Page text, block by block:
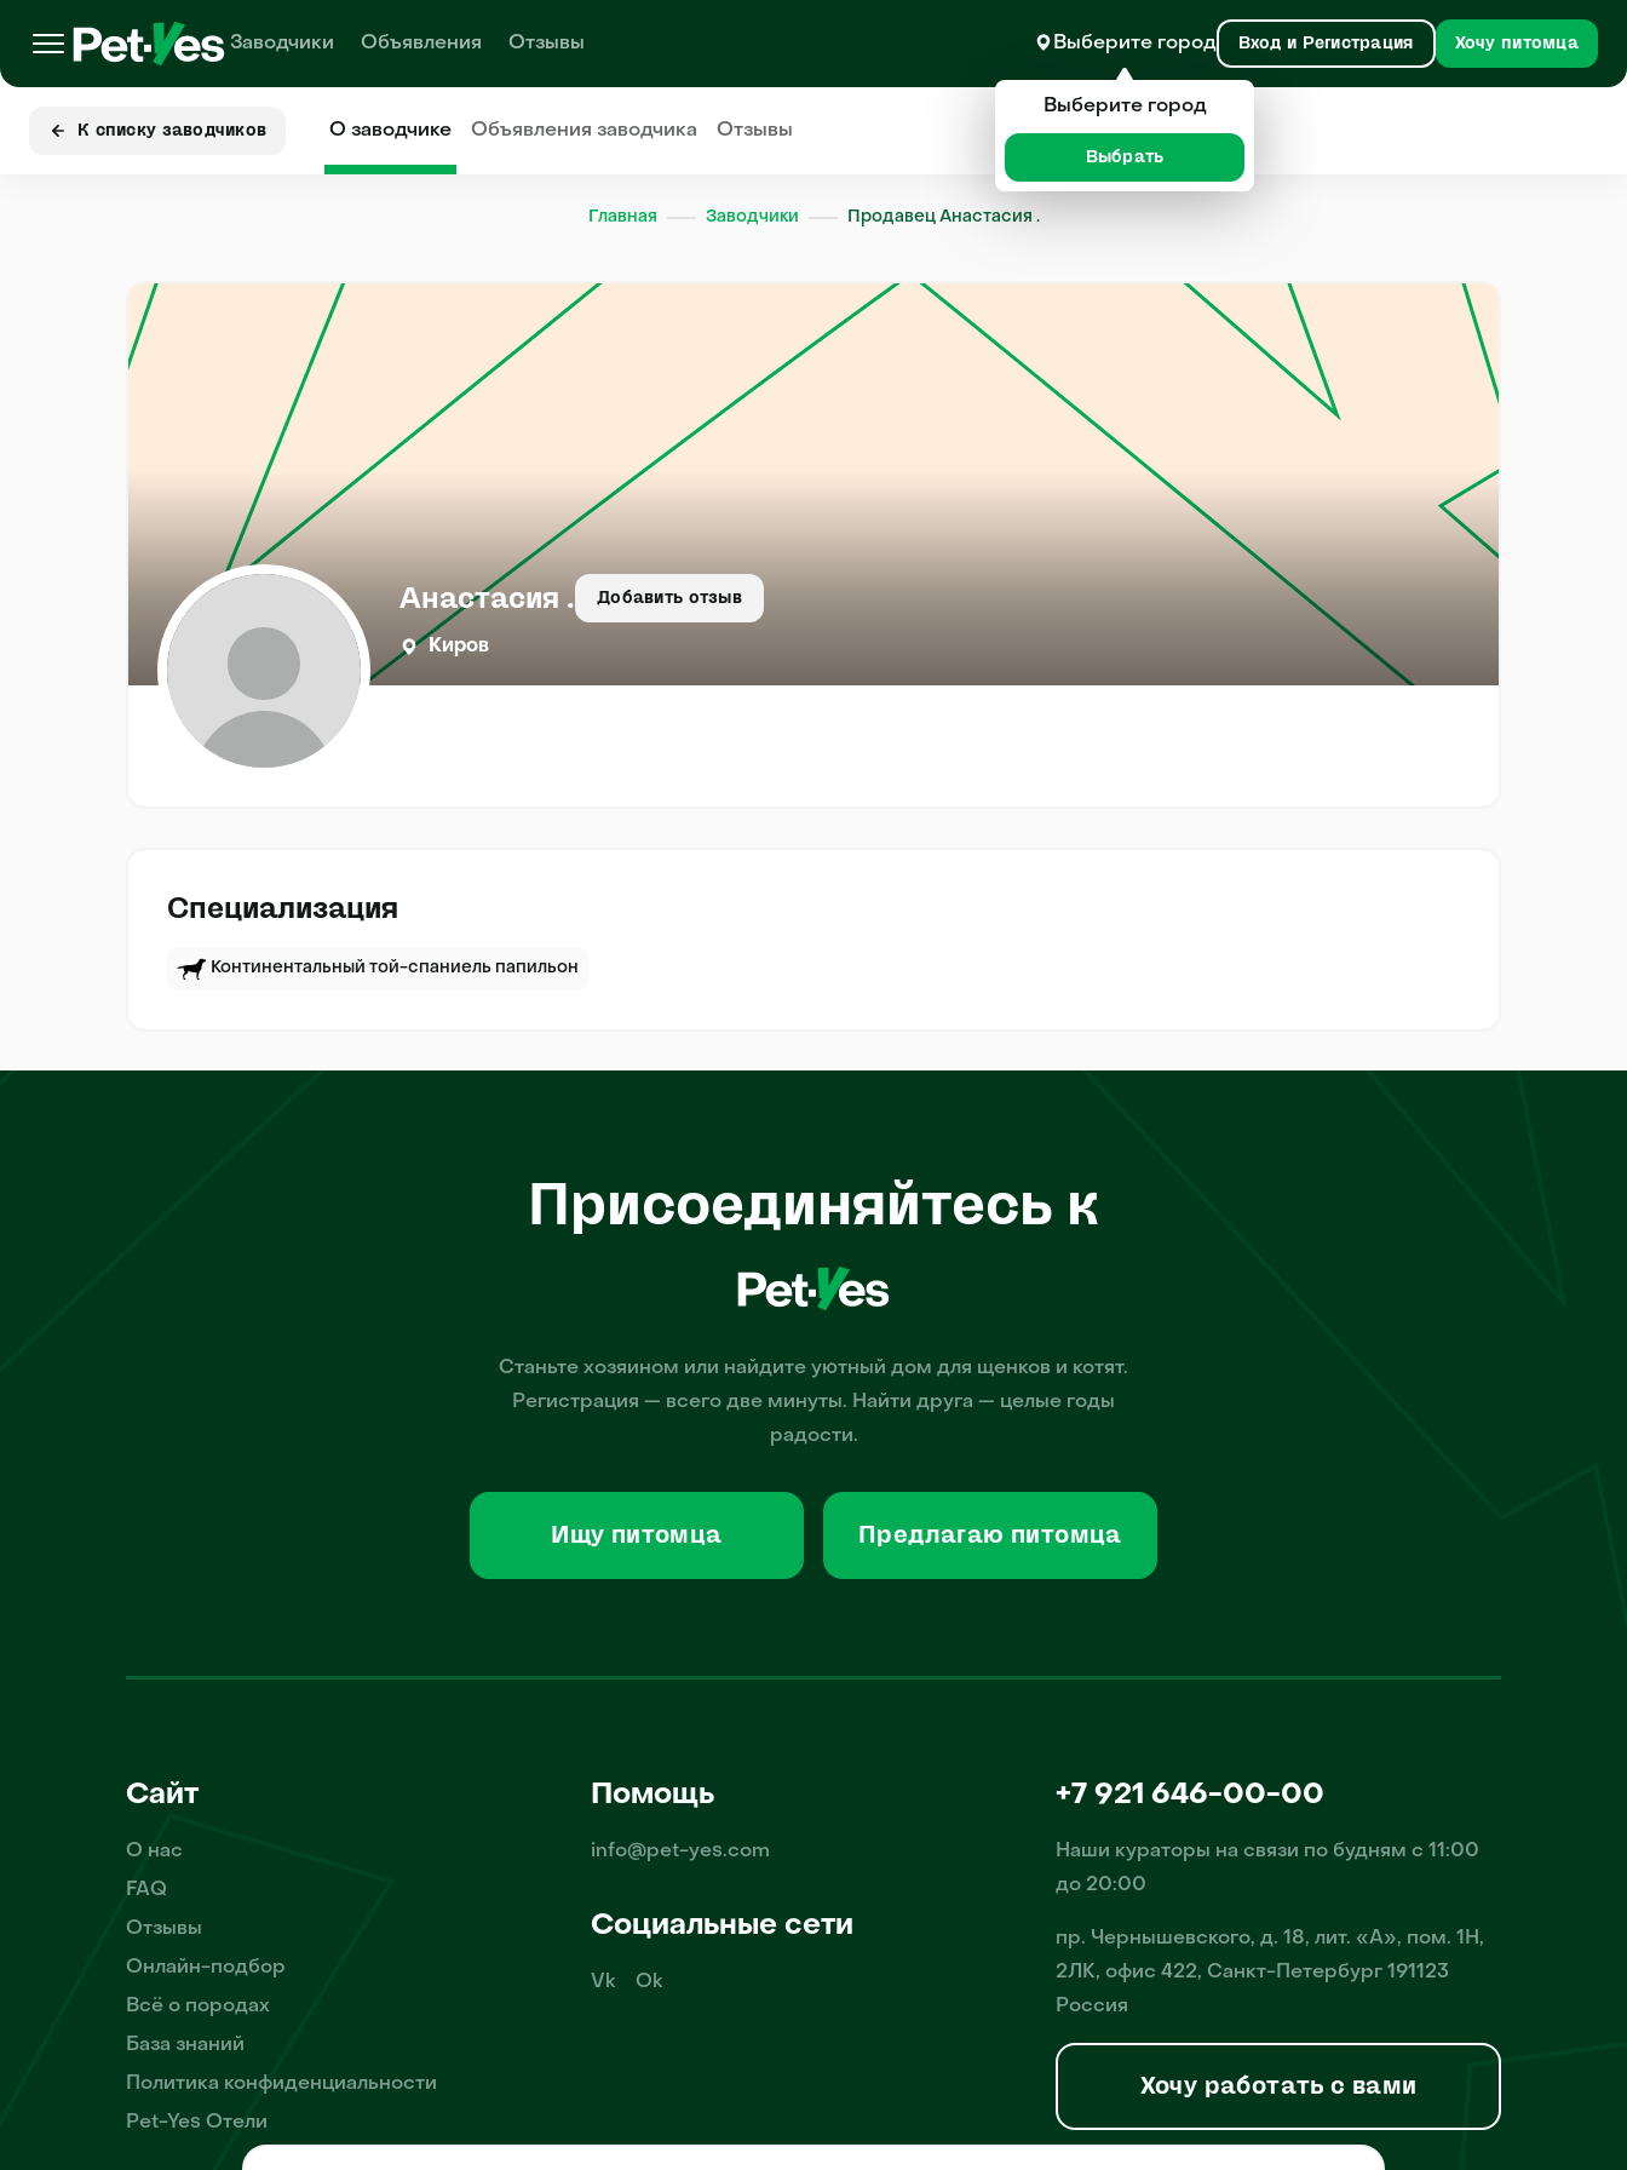
Заводчики Объявления Отзывы Выберите город Вход и Регистрация Хочу питомца
К списку заводчиков О заводчике Объявлениязаводчика Отзывы
Главная Заводчики Продавец Анастасия .
Анастасия . Добавить отзыв
Киров
Специализация
Континентальный той-спаниель папильон
Присоединяйтесь к
Станьте хозяином или найдите уютный дом для щенков и котят.
Регистрация — всего две минуты. Найти друга — целые годы
радости.
Ищу питомца Предлагаю питомца
Сайт
О нас
FAQ
Отзывы
Онлайн-подбор
Всё о породах
База знаний
Политика конфиденциальности
Pet-Yes Отели
Помощь
info@pet-yes.com
Социальные сети
Vk Ok
+7 921 646-00-00
Наши кураторы на связи по будням с 11:00
до 20:00
пр. Чернышевского, д. 18, лит. «А», пом. 1Н,
2ЛК, офис 422, Санкт-Петербург 191123
Россия
Хочу работать с вами
Выберите город
Выбрать